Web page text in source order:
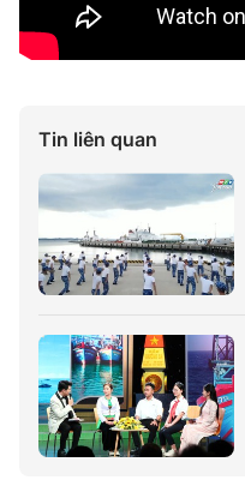
Tin liên quan